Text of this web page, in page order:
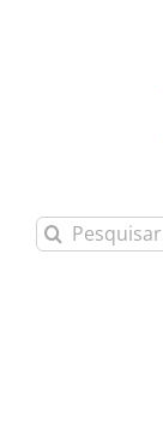
resultados